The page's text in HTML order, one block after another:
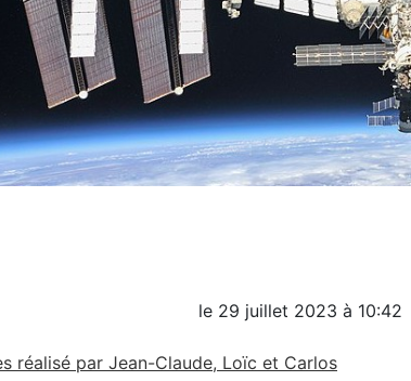
le 29 juillet 2023 à 10:42
réalisé par Jean-Claude, Loïc et Carlos